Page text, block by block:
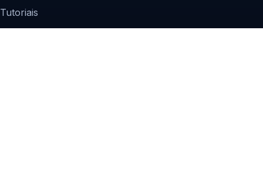
Tutoriais